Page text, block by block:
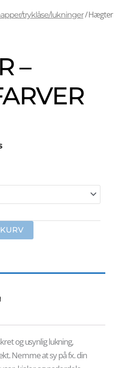
tryklåse/lukninger/ Hægter
–
og usynlig lukning,
Nemme at sy på fx. din